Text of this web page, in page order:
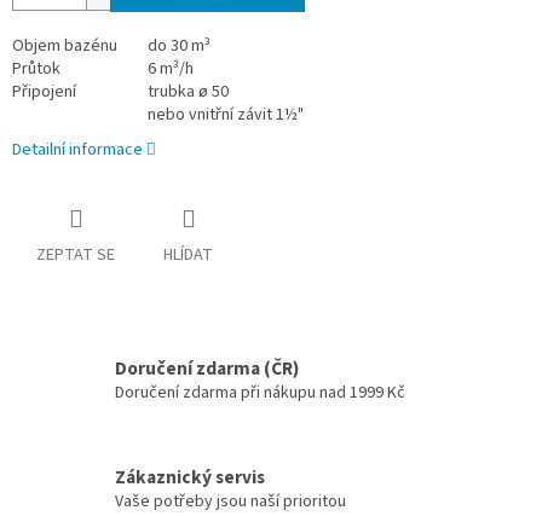
Objem bazénu
do 30 m³
Průtok
6 m³/h
Připojení
trubka ø 50
nebo vnitřní závit 1½"
Detailní informace
ZEPTAT SE HLÍDAT
Doručení zdarma (ČR)
Doručení zdarma při nákupu nad 1999 Kč
Zákaznický servis
Vaše potřeby jsou naší prioritou